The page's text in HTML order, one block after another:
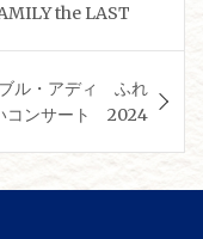
the LAST
ル・アディ ふれ
コンサート 2024